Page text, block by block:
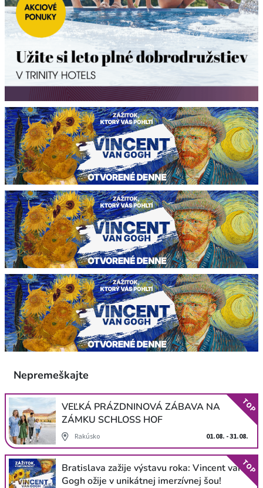
Nepremeškajte
VEĽKÁ PRÁZDNINOVÁ ZÁBAVA NA
ZÁMKU SCHLOSS HOF
Rakúsko 01.08. - 31.08.
TOP
Bratislava zažije výstavu roka: Vincent van
Gogh ožije v unikátnej imerzívnej šou!
TOP